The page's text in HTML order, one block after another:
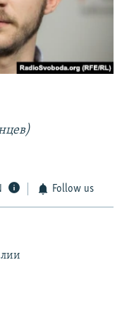
Follow us